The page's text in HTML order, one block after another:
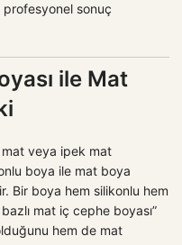
sonuç
ile Mat
mat veya ipek mat
boya ile mat boya
Bir boya hem silikonlu hem
mat iç cephe boyası”
hem de mat